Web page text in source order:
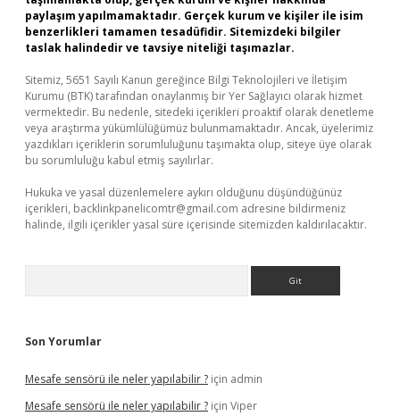
paylaşım yapılmamaktadır. Gerçek kurum ve kişiler ile isim
benzerlikleri tamamen tesadüfidir. Sitemizdeki bilgiler
taslak halindedir ve tavsiye niteliği taşımazlar.
Sitemiz, 5651 Sayılı Kanun gereğince Bilgi Teknolojileri ve İletişim
Kurumu (BTK) tarafından onaylanmış bir Yer Sağlayıcı olarak hizmet
vermektedir. Bu nedenle, sitedeki içerikleri proaktif olarak denetleme
veya araştırma yükümlülüğümüz bulunmamaktadır. Ancak, üyelerimiz
yazdıkları içeriklerin sorumluluğunu taşımakta olup, siteye üye olarak
bu sorumluluğu kabul etmiş sayılırlar.
Hukuka ve yasal düzenlemelere aykırı olduğunu düşündüğünüz
içerikleri, backlinkpanelicomtr@gmail.com adresine bildirmeniz
halinde, ilgili içerikler yasal süre içerisinde sitemizden kaldırılacaktır.
Son Yorumlar
Mesafe sensörü ile neler yapılabilir ? için admin
Mesafe sensörü ile neler yapılabilir ? için Viper